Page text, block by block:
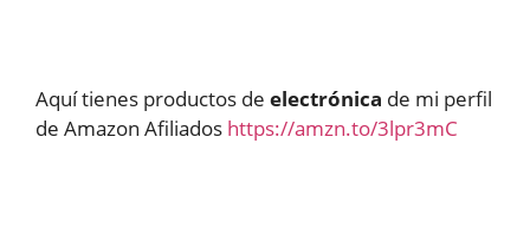
Aquí tienes productos de electrónica de mi perfil
de Amazon Afiliados https://amzn.to/3lpr3mC